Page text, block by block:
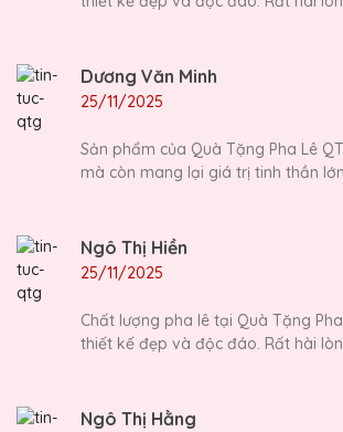
Dương Văn Minh
25/11/2025
Sản phẩm của Quà Tặng Pha Lê
mà còn mang lại giá trị tinh thần
Ngô Thị Hiền
25/11/2025
Chất lượng pha lê tại Quà Tặng
thiết kế đẹp và độc đáo. Rất hài
Ngô Thị Hằng